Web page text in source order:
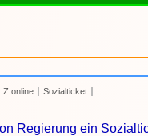
online
Sozialticket
Regierung ein